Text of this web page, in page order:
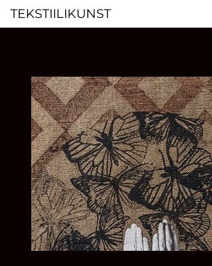
TEKSTIILIKUNST